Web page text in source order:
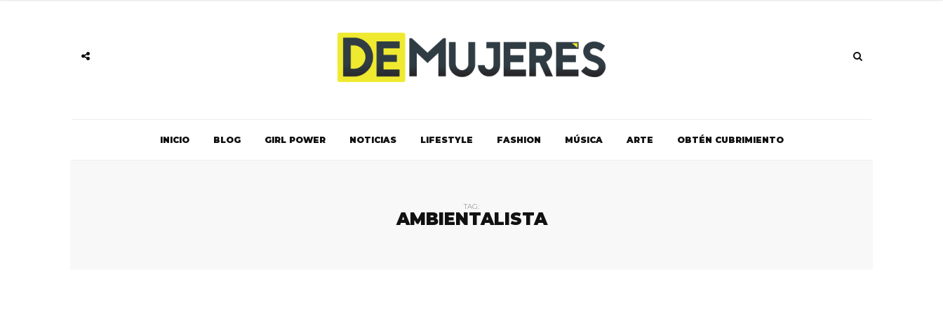
INICIO BLOG GIRL POWER NOTICIAS LIFESTYLE FASHION MÚSICA ARTE OBTÉN CUBRIMIENTO
TAG:
AMBIENTALISTA